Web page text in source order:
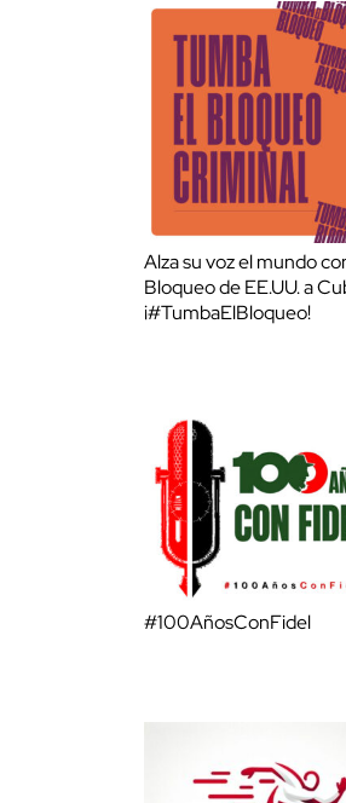
Alza su voz el mundo
Bloqueo de EE.UU. a
¡#TumbaElBloqueo!
#100AñosConFidel